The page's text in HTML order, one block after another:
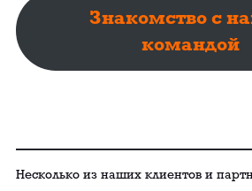
Знакомство с
командой
Несколько из наших клиентов и